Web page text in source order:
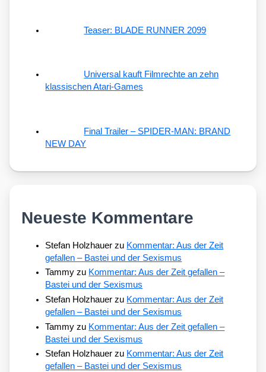
Teaser: BLADE RUNNER 2099
Universal kauft Filmrechte an zehn
klassischen Atari-Games
Final Trailer – SPIDER-MAN: BRAND
NEW DAY
Neueste Kommentare
Stefan Holzhauer zu Kommentar: Aus der Zeit
gefallen – Bastei und der Sexismus
Tammy zu Kommentar: Aus der Zeit gefallen –
Bastei und der Sexismus
Stefan Holzhauer zu Kommentar: Aus der Zeit
gefallen – Bastei und der Sexismus
Tammy zu Kommentar: Aus der Zeit gefallen –
Bastei und der Sexismus
Stefan Holzhauer zu Kommentar: Aus der Zeit
gefallen – Bastei und der Sexismus